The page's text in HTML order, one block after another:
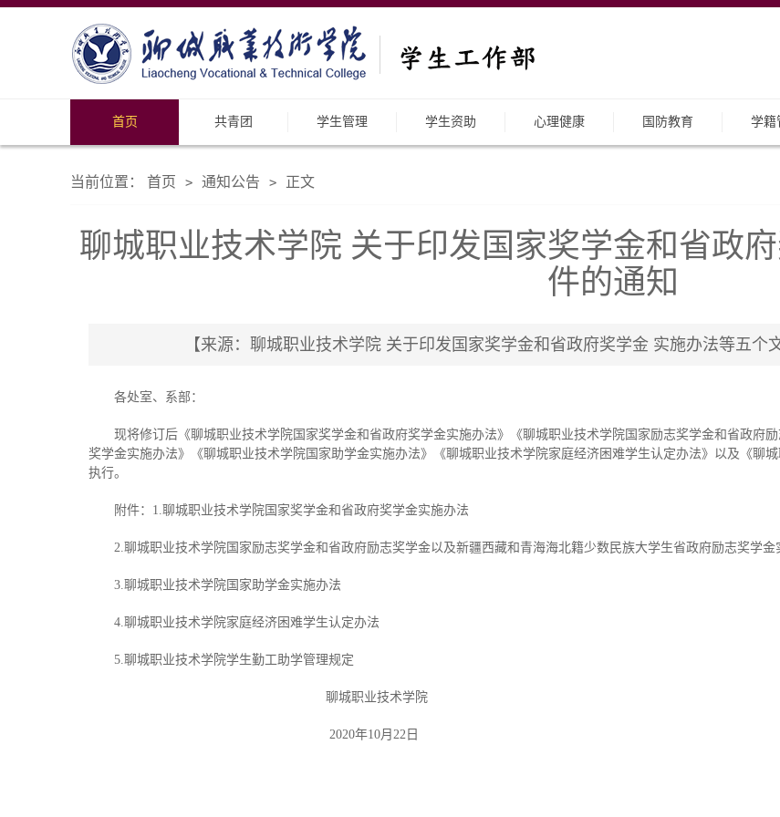
首页 共青团 学生管理 学生资助 心理健康 国防教育 学籍
当前位置： 首页 > 通知公告 > 正文
聊城职业技术学院 关于印发国家奖学金和省政
件的通知
【来源：聊城职业技术学院 关于印发国家奖学金和省政府奖学金 实施办法等五个
各处室、系部：
现将修订后《聊城职业技术学院国家奖学金和省政府奖学金实施办法》《聊城职业技术学院国家励志奖学金和省政府
奖学金实施办法》《聊城职业技术学院国家助学金实施办法》《聊城职业技术学院家庭经济困难学生认定办法》以及《聊
执行。
附件：1.聊城职业技术学院国家奖学金和省政府奖学金实施办法
2.聊城职业技术学院国家励志奖学金和省政府励志奖学金以及新疆西藏和青海海北籍少数民族大学生省政府励志奖学金
3.聊城职业技术学院国家助学金实施办法
4.聊城职业技术学院家庭经济困难学生认定办法
5.聊城职业技术学院学生勤工助学管理规定
聊城职业技术学院
2020年10月22日